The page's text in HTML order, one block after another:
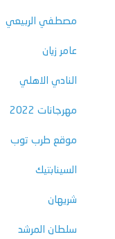
مصطفي الربيعي
عامر زيان
النادي الاهلي
مهرجانات 2022
موقع طرب توب
السينابتيك
شريهان
سلطان المرشد